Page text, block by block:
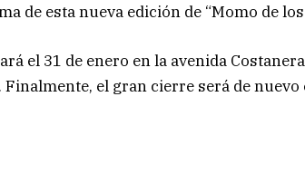
de esta nueva edición de “Momo de
el 31 de enero en la avenida
el gran cierre será de nuevo